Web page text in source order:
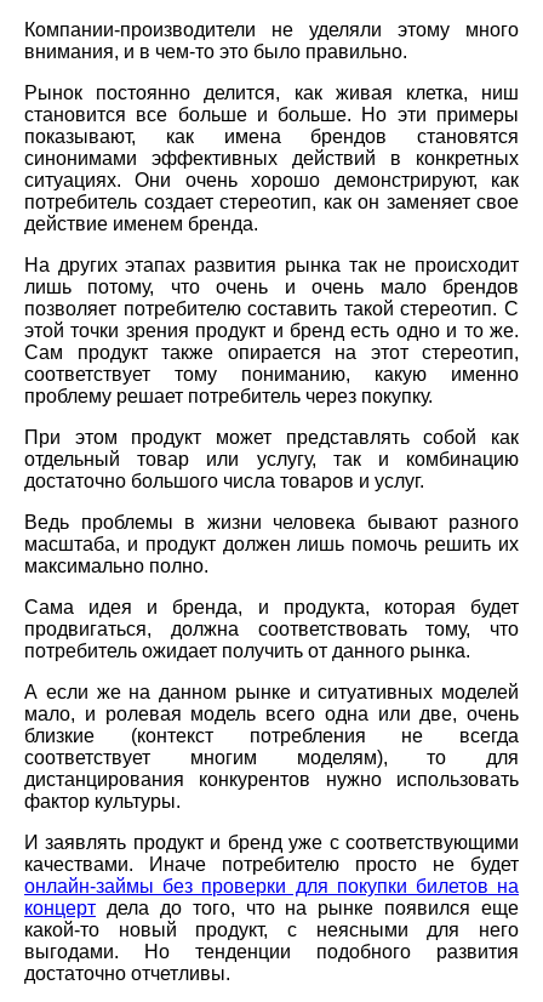
Компании-производители не уделяли этому много
внимания, и в чем-то это было правильно.
Рынок постоянно делится, как живая клетка, ниш
становится все больше и больше. Но эти примеры
показывают, как имена брендов становятся
синонимами эффективных действий в конкретных
ситуациях. Они очень хорошо демонстрируют, как
потребитель создает стереотип, как он заменяет свое
действие именем бренда.
На других этапах развития рынка так не происходит
лишь потому, что очень и очень мало брендов
позволяет потребителю составить такой стереотип. С
этой точки зрения продукт и бренд есть одно и то же.
Сам продукт также опирается на этот стереотип,
соответствует тому пониманию, какую именно
проблему решает потребитель через покупку.
При этом продукт может представлять собой как
отдельный товар или услугу, так и комбинацию
достаточно большого числа товаров и услуг.
Ведь проблемы в жизни человека бывают разного
масштаба, и продукт должен лишь помочь решить их
максимально полно.
Сама идея и бренда, и продукта, которая будет
продвигаться, должна соответствовать тому, что
потребитель ожидает получить от данного рынка.
А если же на данном рынке и ситуативных моделей
мало, и ролевая модель всего одна или две, очень
близкие (контекст потребления не всегда
соответствует многим моделям), то для
дистанцирования конкурентов нужно использовать
фактор культуры.
И заявлять продукт и бренд уже с соответствующими
качествами. Иначе потребителю просто не будет
онлайн-займы без проверки для покупки билетов на
концерт дела до того, что на рынке появился еще
какой-то новый продукт, с неясными для него
выгодами. Но тенденции подобного развития
достаточно отчетливы.